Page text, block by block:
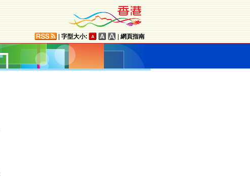
字型大小: 網頁指南